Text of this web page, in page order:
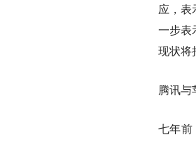
应，
一步表
现状将
腾讯与
七年前